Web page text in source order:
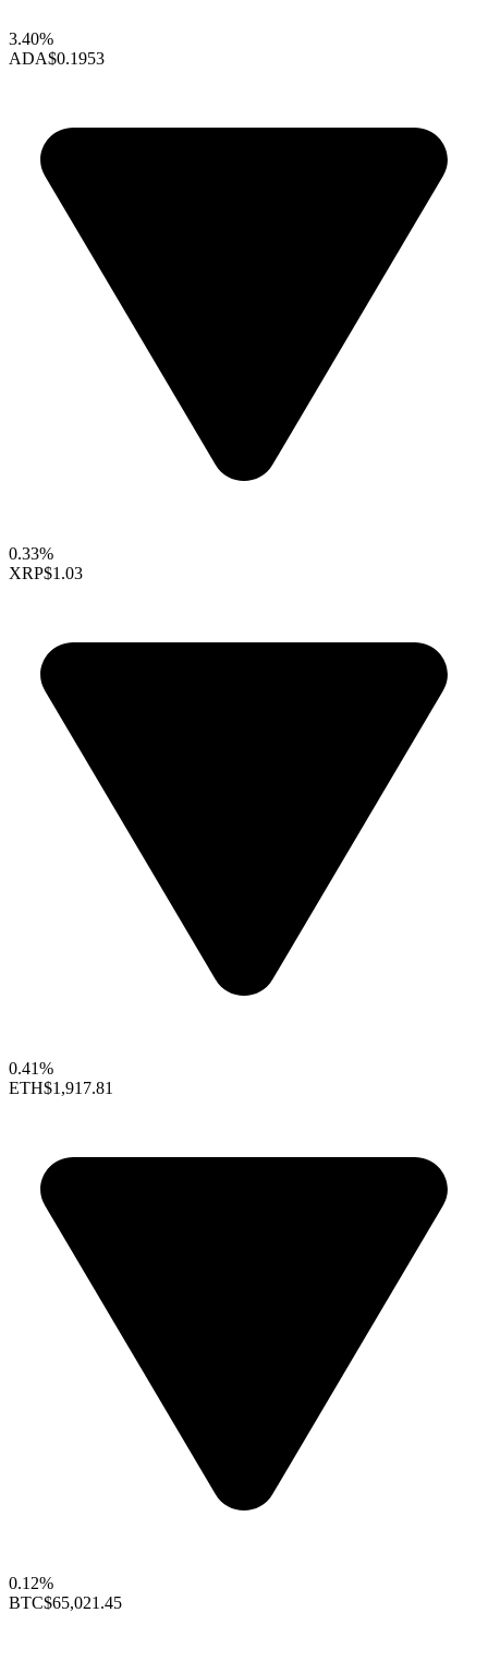
3.40%
ADA$0.1953
0.33%
XRP$1.03
0.41%
ETH$1,917.81
0.12%
BTC$65,021.45